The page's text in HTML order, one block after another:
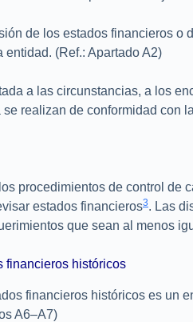
de los estados financieros
(Ref.: Apartado A2)
a las circunstancias, a los
realizan de conformidad con
procedimientos de control
estados financieros3. Las
que sean al menos
financieros históricos
financieros históricos es un
A6–A7)